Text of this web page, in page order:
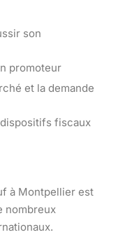
son
promoteur
et la demande
fiscaux
à Montpellier est
nombreux